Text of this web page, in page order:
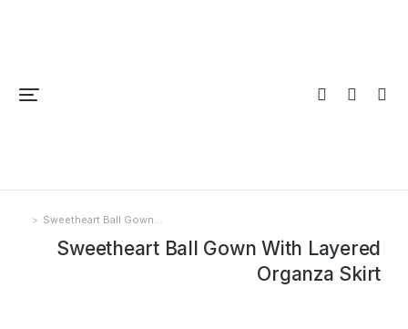
You are here:
Sweetheart Ball Gown…
Sweetheart Ball Gown With Layered
Organza Skirt